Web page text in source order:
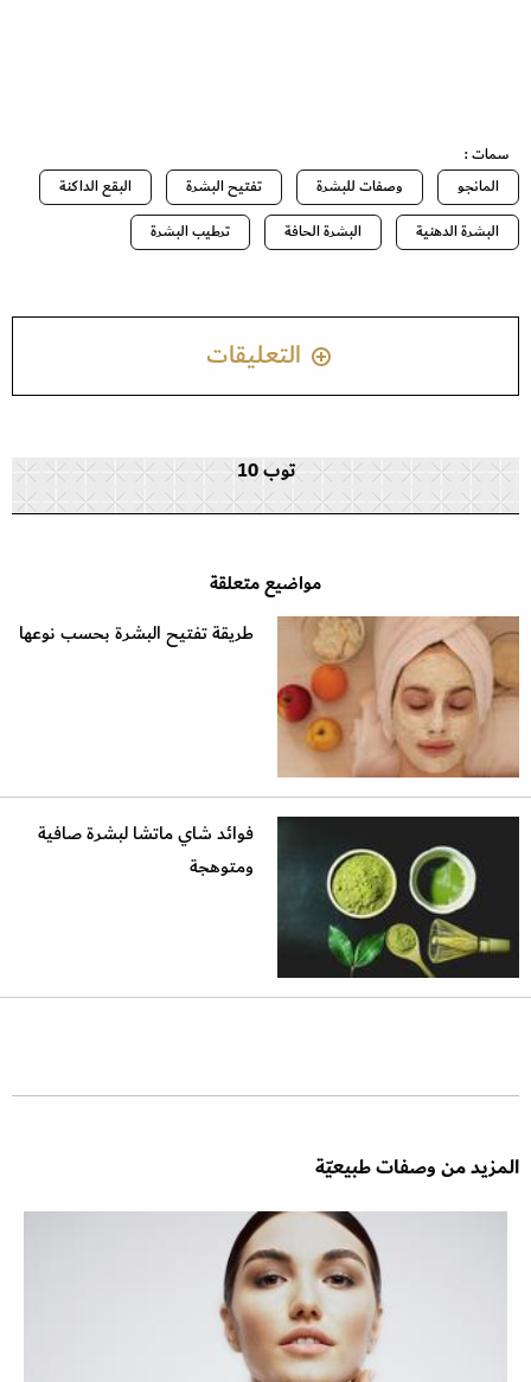
سمات :
المانجو
وصفات للبشرة تفتيح البشرة
البقع الداكنة
البشرة الدهنية
البشرة الحافة ترطيب البشرة
التعليقات
توب 10
مواضيع متعلقة
طريقة تفتيح البشرة بحسب نوعها
فوائد شاي ماتشا لبشرة صافية
ومتوهجة
المزيد من وصفات طبيعيّة